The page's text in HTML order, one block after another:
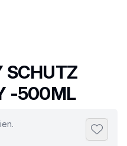
SCHUTZ
-500ML